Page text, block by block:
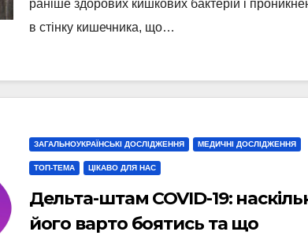
раніше здорових кишкових бактерій і
в стінку кишечника, що…
ЗАГАЛЬНОУКРАЇНСЬКІ ДОСЛІДЖЕННЯ МЕДИЧНІ ДОСЛІДЖЕННЯ
ТОП-ТЕМА ЦІКАВО ДЛЯ НАС
Дельта-штам COVID-19:
його варто боятись та що